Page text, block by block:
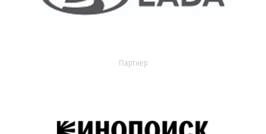
Партнер